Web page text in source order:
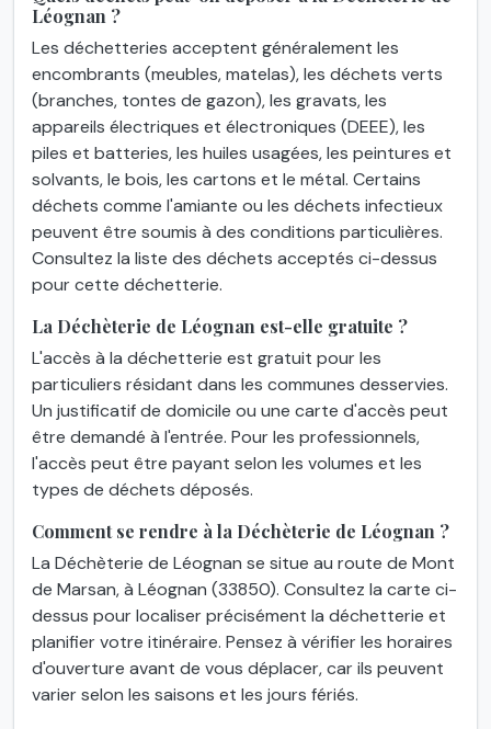
Léognan ?
Les déchetteries acceptent généralement les
encombrants (meubles, matelas), les déchets verts
(branches, tontes de gazon), les gravats, les
appareils électriques et électroniques (DEEE), les
piles et batteries, les huiles usagées, les peintures et
solvants, le bois, les cartons et le métal. Certains
déchets comme l'amiante ou les déchets infectieux
peuvent être soumis à des conditions particulières.
Consultez la liste des déchets acceptés ci-dessus
pour cette déchetterie.
La Déchèterie de Léognan est-elle gratuite ?
L'accès à la déchetterie est gratuit pour les
particuliers résidant dans les communes desservies.
Un justificatif de domicile ou une carte d'accès peut
être demandé à l'entrée. Pour les professionnels,
l'accès peut être payant selon les volumes et les
types de déchets déposés.
Comment se rendre à la Déchèterie de Léognan ?
La Déchèterie de Léognan se situe au route de Mont
de Marsan, à Léognan (33850). Consultez la carte ci-
dessus pour localiser précisément la déchetterie et
planifier votre itinéraire. Pensez à vérifier les horaires
d'ouverture avant de vous déplacer, car ils peuvent
varier selon les saisons et les jours fériés.